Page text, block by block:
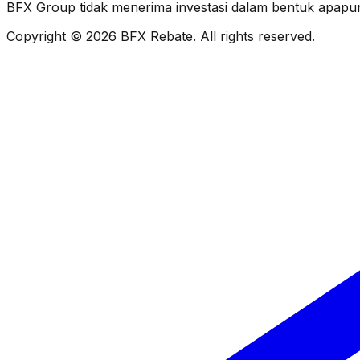
BFX Group tidak menerima investasi dalam bentuk
Copyright © 2026 BFX Rebate. All rights reserved.